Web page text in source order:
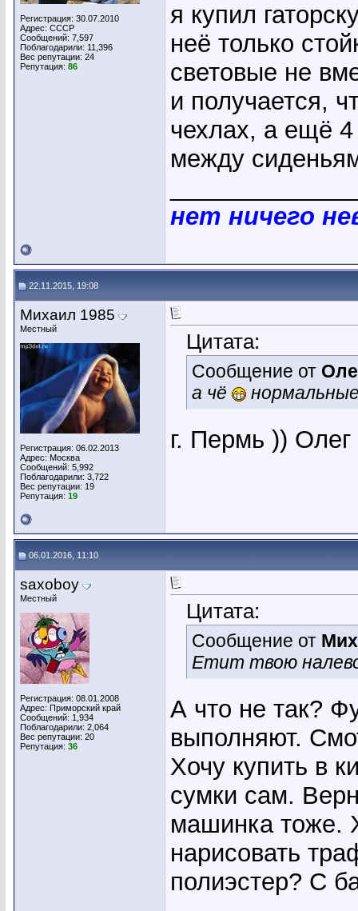
Регистрация: 30.07.2010
Адрес: СССР
Сообщений: 7,597
Поблагодарили: 11,396
Вес репутации: 24
Репутация: 86
я купил
неё только
световые не
и получается,
чехлах, а ещё
между
нет ничего
22.11.2015, 19:08
Михаил 1985
Местный
Регистрация: 06.02.2013
Адрес: Москва
Сообщений: 5,992
Поблагодарили: 3,722
Вес репутации: 19
Репутация: 19
Цитата:
Сообщение от
а чё
г. Пермь ))
06.01.2016, 11:10
saxoboy
Местный
Регистрация: 08.01.2008
Адрес: Приморский край
Сообщений: 1,934
Поблагодарили: 2,064
Вес репутации: 20
Репутация: 36
Цитата:
Сообщение от
Етит твою
А что не так?
выполняют.
Хочу купить в
сумки сам.
машинка тоже.
нарисовать
полиэстер? С